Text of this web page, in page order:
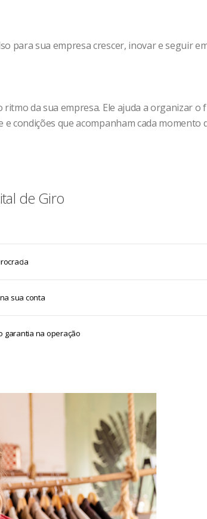
para sua empresa crescer, inovar e seguir
da sua empresa. Ele ajuda a organizar
condições que acompanham cada
de Giro
sua conta
garantia na operação